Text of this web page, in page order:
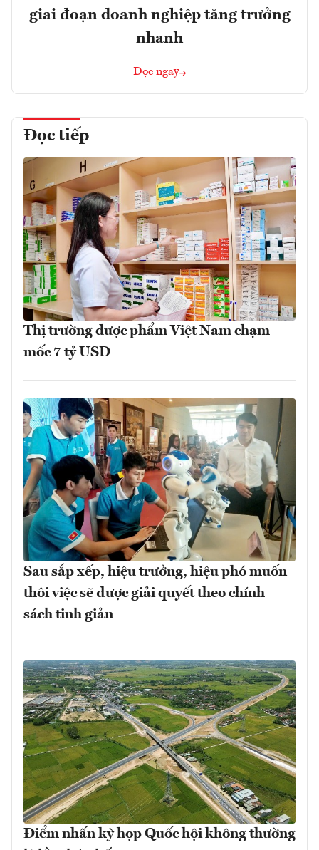
giai đoạn doanh nghiệp tăng trưởng
nhanh
Đọc ngay
Đọc tiếp
Thị trường dược phẩm Việt Nam chạm
mốc 7 tỷ USD
Sau sắp xếp, hiệu trưởng, hiệu phó muốn
thôi việc sẽ được giải quyết theo chính
sách tinh giản
Điểm nhấn kỳ họp Quốc hội không thường